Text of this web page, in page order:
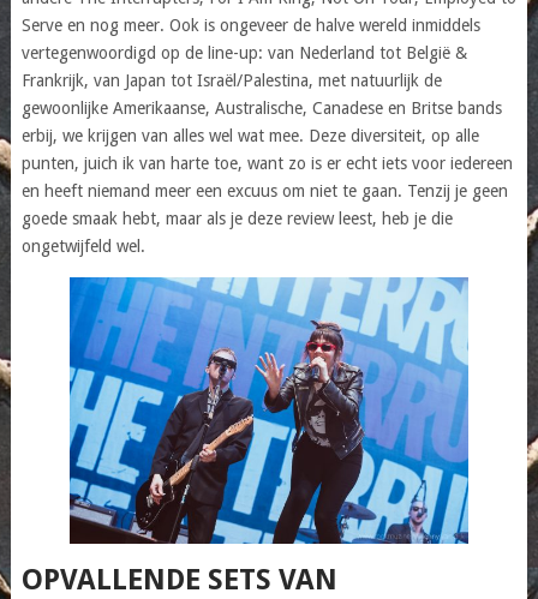
Serve en nog meer. Ook is ongeveer de halve wereld inmiddels
vertegenwoordigd op de line-up: van Nederland tot België &
Frankrijk, van Japan tot Israël/Palestina, met natuurlijk de
gewoonlijke Amerikaanse, Australische, Canadese en Britse bands
erbij, we krijgen van alles wel wat mee. Deze diversiteit, op alle
punten, juich ik van harte toe, want zo is er echt iets voor iedereen
en heeft niemand meer een excuus om niet te gaan. Tenzij je geen
goede smaak hebt, maar als je deze review leest, heb je die
ongetwijfeld wel.
OPVALLENDE SETS VAN